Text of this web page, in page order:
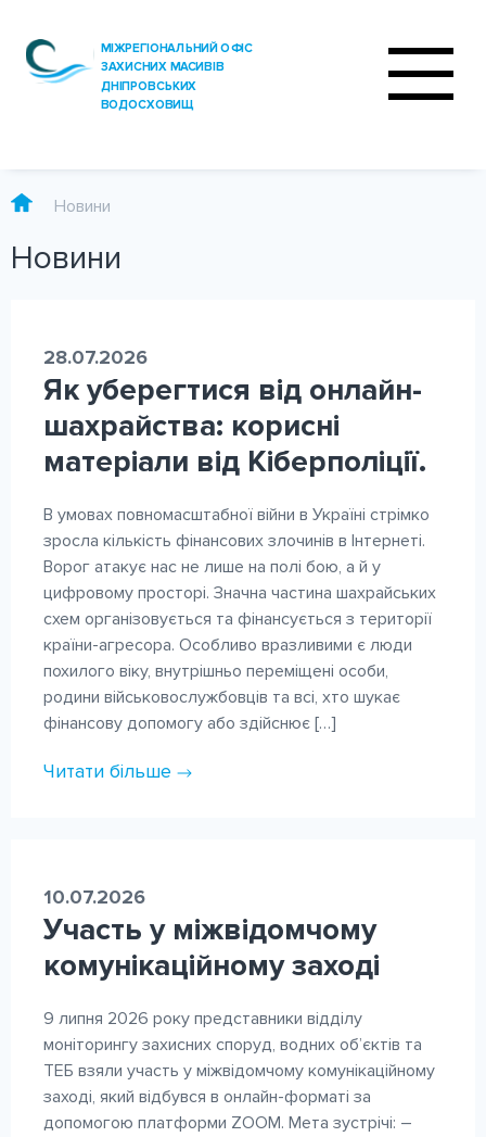
АНАЛІЗ ВОДИ
ПРЕС-ЦЕНТР
КОНТАКТИ
Новини
Новини
28.07.2026
Як уберегтися від онлайн-
шахрайства: корисні
матеріали від Кіберполіції.
В умовах повномасштабної війни в Україні стрімко
зросла кількість фінансових злочинів в Інтернеті.
Ворог атакує нас не лише на полі бою, а й у
цифровому просторі. Значна частина шахрайських
схем організовується та фінансується з території
країни-агресора. Особливо вразливими є люди
похилого віку, внутрішньо переміщені особи,
родини військовослужбовців та всі, хто шукає
фінансову допомогу або здійснює […]
Читати більше
10.07.2026
Участь у міжвідомчому
комунікаційному заході
9 липня 2026 року представники відділу
моніторингу захисних споруд, водних об’єктів та
ТЕБ взяли участь у міжвідомчому комунікаційному
заході, який відбувся в онлайн-форматі за
допомогою платформи ZOOM. Мета зустрічі: –